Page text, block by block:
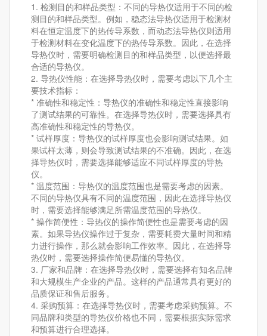
1. 检测目的和样品类型：不同的导热仪适用于不同的检
测目的和样品类型。例如，稳态法导热仪适用于检测材
料在恒定温度下的热传导系数，而动态法导热仪则适用
于检测材料在变化温度下的热传导系数。因此，在选择
导热仪时，需要明确检测目的和样品类型，以便选择最
合适的导热仪。
2. 导热仪性能：在选择导热仪时，需要考虑以下几个主
要技术指标：
* 准确性和稳定性：导热仪的准确性和稳定性直接影响
了测试结果的可靠性。在选择导热仪时，需要选择具有
高准确性和稳定性的导热仪。
* 试样厚度：导热仪的试样厚度也会影响测试结果。如
果试样太薄，则会导致测试结果的不准确。因此，在选
择导热仪时，需要选择能够适应不同试样厚度的导热
仪。
* 温度范围：导热仪的温度范围也是需要考虑的因素。
不同的导热仪具有不同的温度范围，因此在选择导热仪
时，需要选择能够满足所需温度范围的导热仪。
* 操作简便性：导热仪的操作简便性也是需要考虑的因
素。如果导热仪操作过于复杂，需要耗费大量时间和精
力进行操作，那么就会影响工作效率。因此，在选择导
热仪时，需要选择操作简便易懂的导热仪。
3. 厂家和品牌：在选择导热仪时，需要选择有知名品牌
和大规模生产企业的产品。这样的产品通常具有更好的
品质保证和售后服务。
4. 采购预算：在选择导热仪时，需要考虑采购预算。不
同品牌和类型的导热仪价格也不同，需要根据实际需求
和预算进行合理选择。